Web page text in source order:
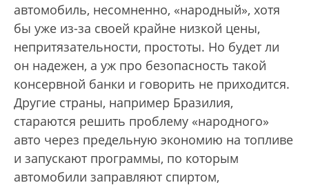
автомобиль, несомненно, «народный», хотя
бы уже из-за своей крайне низкой цены,
непритязательности, простоты. Но будет ли
он надежен, а уж про безопасность такой
консервной банки и говорить не приходится.
Другие страны, например Бразилия,
стараются решить проблему «народного»
авто через предельную экономию на топливе
и запускают программы, по которым
автомобили заправляют спиртом,